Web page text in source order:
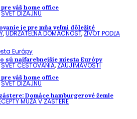
váš home office
SVET DIZAJNU
je pre mňa veľmi dôležité
,UDRŽATEĽNÁ DOMÁCNOSŤ,ŽIVOT PODĽA
sú najfarebnejšie miesta Európy
SVET CESTOVANIA,ZAUJÍMAVOSTI
váš home office
SVET DIZAJNU
Domáce hamburgerové žemle
MUŽA V ZÁSTERE